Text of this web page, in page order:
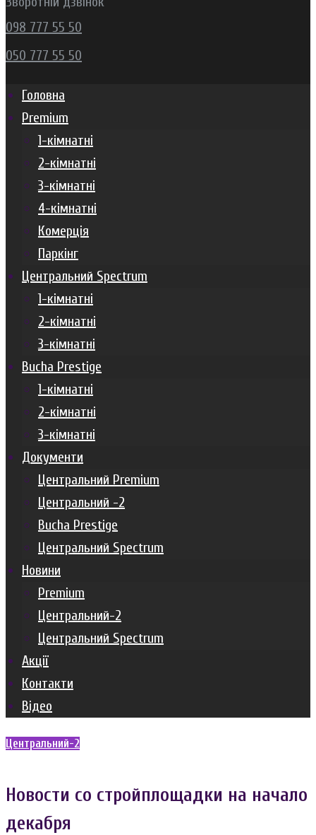
098 777 55 50
050 777 55 50
Головна
Premium
1-кімнатні
2-кімнатні
3-кімнатні
4-кімнатні
Комерція
Паркінг
Центральний Spectrum
1-кімнатні
2-кімнатні
3-кімнатні
Bucha Prestige
1-кімнатні
2-кімнатні
3-кімнатні
Документи
Центральний Premium
Центральний -2
Bucha Prestige
Центральний Spectrum
Новини
Premium
Центральний-2
Центральний Spectrum
Акції
Контакти
Відео
Центральний-2
Новости со стройплощадки на начало
декабря